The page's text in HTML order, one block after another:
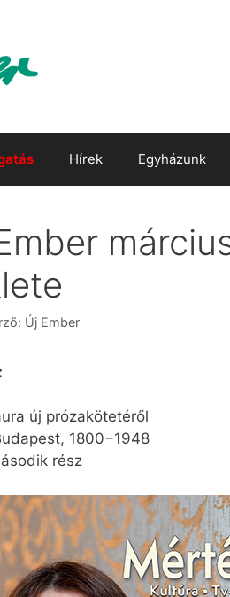
Hírek Egyházunk
Új Ember
új prózakötetéről
1800−1948
rész